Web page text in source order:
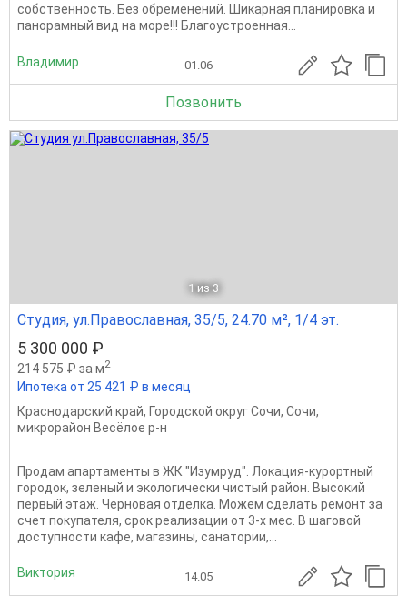
собственность. Без обременений. Шикарная планировка и
панорамный вид на море!!! Благоустроенная...
Владимир 01.06
Позвонить
1 из 3
Студия, ул.Православная, 35/5, 24.70 м², 1/4 эт.
5 300 000 ₽
214 575 ₽ за м2
Ипотека от 25 421 ₽ в месяц
Краснодарский край, Городской округ Сочи, Сочи,
микрорайон Весёлое р-н
Продам апартаменты в ЖК "Изумруд". Локация-курортный
городок, зеленый и экологически чистый район. Высокий
первый этаж. Черновая отделка. Можем сделать ремонт за
счет покупателя, срок реализации от 3-х мес. В шаговой
доступности кафе, магазины, санатории,...
Виктория 14.05